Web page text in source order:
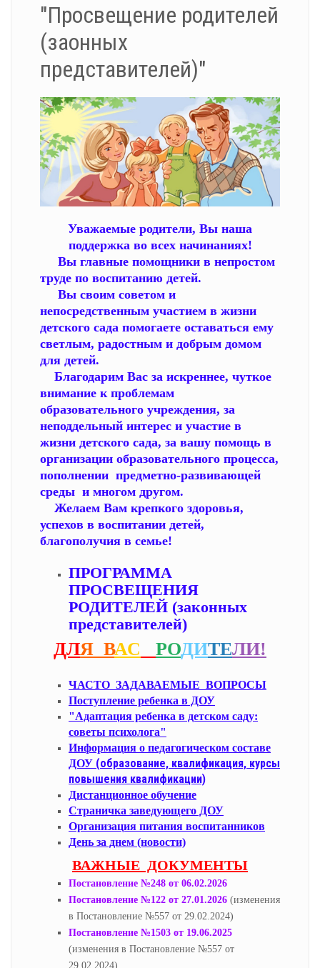
"Просвещение родителей
(заонных
представителей)"
Уважаемые родители, Вы наша
поддержка во всех начинаниях!
Вы главные помощники в непростом
труде по воспитанию детей.
Вы своим советом и
непосредственным участием в жизни
детского сада помогаете оставаться ему
светлым, радостным и добрым домом
для детей.
Благодарим Вас за искреннее, чуткое
внимание к проблемам
образовательного учреждения, за
неподдельный интерес и участие в
жизни детского сада, за вашу помощь в
организации образовательного процесса,
пополнении предметно-развивающей
среды и многом другом.
Желаем Вам крепкого здоровья,
успехов в воспитании детей,
благополучия в семье!
ПРОГРАММА
ПРОСВЕЩЕНИЯ
РОДИТЕЛЕЙ (законных
представителей)
ДЛЯ ВАС РОДИТЕЛИ!
ЧАСТО ЗАДАВАЕМЫЕ ВОПРОСЫ
Поступление ребенка в ДОУ
"Адаптация ребенка в детском саду:
советы психолога"
Информация о педагогическом составе
ДОУ (образование, квалификация, курсы
повышения квалификации)
Дистанционное обучение
Страничка заведующего ДОУ
Организация питания воспитанников
День за днем (новости)
ВАЖНЫЕ ДОКУМЕНТЫ
Постановление №248 от 06.02.2026
Постановление №122 от 27.01.2026 (изменения
в Постановление №557 от 29.02.2024)
Постановление №1503 от 19.06.2025
(изменения в Постановление №557 от
29.02.2024)